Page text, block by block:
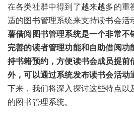
在各类社群中得到了越来越多的重
适的图书管理系统来支持读书会活
薯借阅图书管理系统是一个非常不
完善的读者管理功能和自助借阅
持书籍预约，方便读书会成员提前
外，可以通过系统发布读书会活动
下来，我们将深入探讨这些特点以
的图书管理系统。